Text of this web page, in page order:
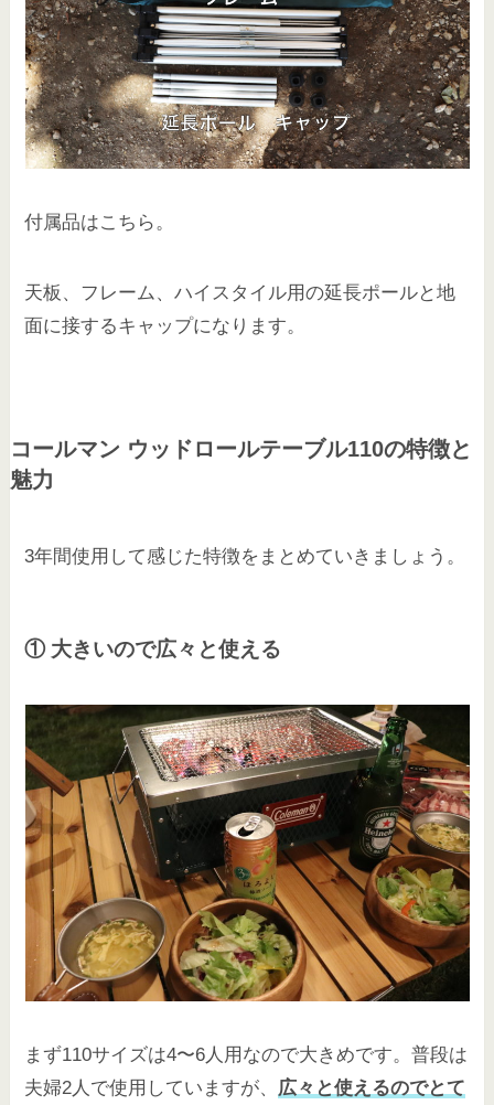
付属品はこちら。
天板、フレーム、ハイスタイル用の延長ポールと地
面に接するキャップになります。
コールマン ウッドロールテーブル110の特徴と
魅力
3年間使用して感じた特徴をまとめていきましょう。
① 大きいので広々と使える
まず110サイズは4〜6人用なので大きめです。普段は
夫婦2人で使用していますが、 広々と使えるのでとて